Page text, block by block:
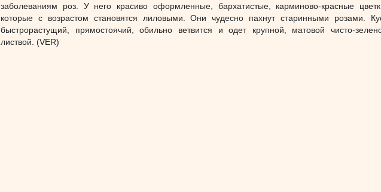
заболеваниям роз. У него красиво оформленные, бархатистые, карминово-красные
которые с возрастом становятся лиловыми. Они чудесно пахнут старинными розами.
быстрорастущий, прямостоячий, обильно ветвится и одет крупной, матовой чисто-
листвой. (VER)